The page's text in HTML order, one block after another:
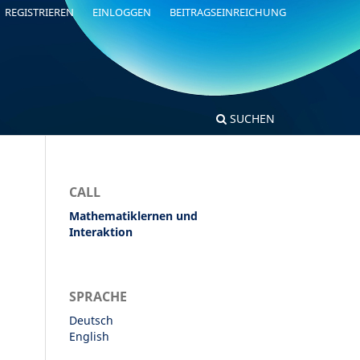
SUCHEN
REGISTRIEREN EINLOGGEN BEITRAGSEINREICHUNG
CALL
Mathematiklernen und
Interaktion
SPRACHE
Deutsch
English